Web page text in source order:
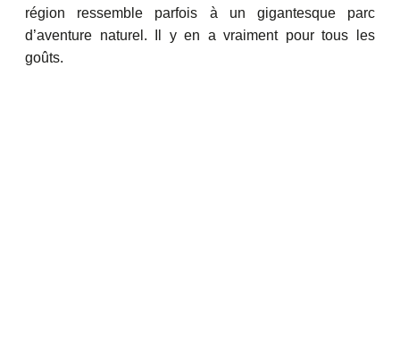
région ressemble parfois à un gigantesque parc
d’aventure naturel. Il y en a vraiment pour tous les
goûts.